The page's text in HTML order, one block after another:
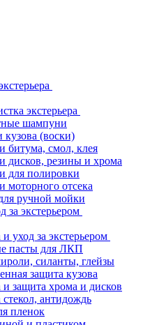
экстерьера
шампуни
(воски)
битума, смол, клея
дисков, резины и хрома
для полировки
моторного отсека
ручной мойки
за экстерьером
уход за экстерьером
пасты для ЛКП
силанты, глейзы
защита кузова
защита хрома и дисков
антидождь
пленок